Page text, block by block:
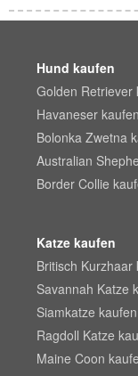
Hund kaufen
Golden Retriever
Havaneser kaufen
Bolonka Zwetna
Australian
Border Collie
Katze kaufen
Britisch Kurzhaar
Savannah Katze
Siamkatze kaufen
Ragdoll Katze
Maine Coon